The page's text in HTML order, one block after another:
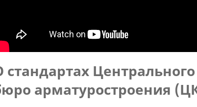
стандартах
арматуростроения